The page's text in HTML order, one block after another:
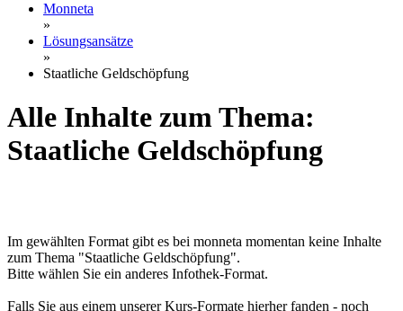
Monneta
»
Lösungsansätze
»
Staatliche Geldschöpfung
Alle Inhalte zum Thema:
Staatliche Geldschöpfung
Im gewählten Format gibt es bei monneta momentan keine Inhalte
zum Thema "Staatliche Geldschöpfung".
Bitte wählen Sie ein anderes Infothek-Format.
Falls Sie aus einem unserer Kurs-Formate hierher fanden - noch